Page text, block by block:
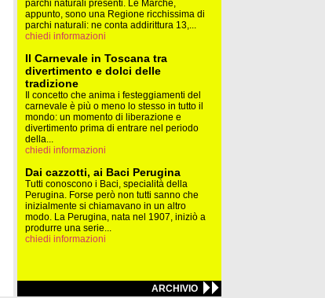
parchi naturali presenti. Le Marche,
appunto, sono una Regione ricchissima di
parchi naturali: ne conta addirittura 13,...
chiedi informazioni
Il Carnevale in Toscana tra
divertimento e dolci delle
tradizione
Il concetto che anima i festeggiamenti del
carnevale è più o meno lo stesso in tutto il
mondo: un momento di liberazione e
divertimento prima di entrare nel periodo
della...
chiedi informazioni
Dai cazzotti, ai Baci Perugina
Tutti conoscono i Baci, specialità della
Perugina. Forse però non tutti sanno che
inizialmente si chiamavano in un altro
modo. La Perugina, nata nel 1907, iniziò a
produrre una serie...
chiedi informazioni
ARCHIVIO